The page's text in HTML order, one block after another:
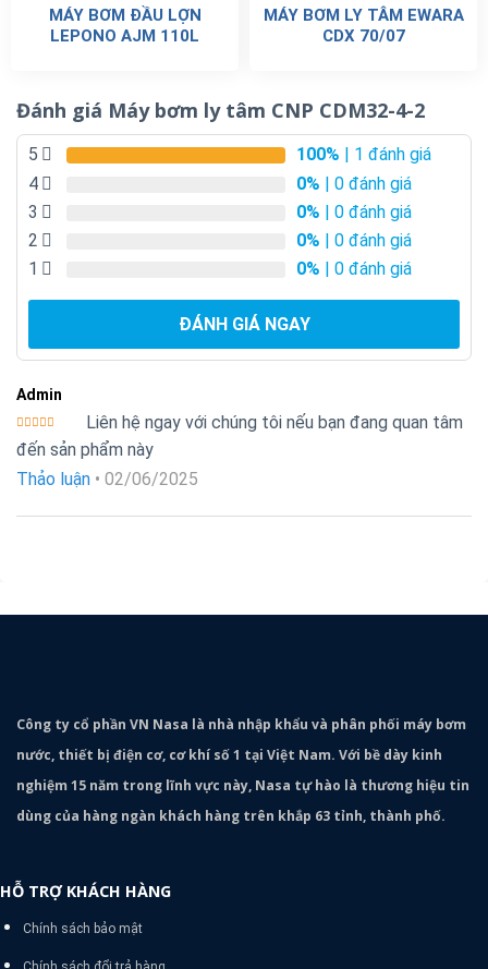
MÁY BƠM ĐẦU LỢN
LEPONO AJM 110L
MÁY BƠM LY TÂM EWARA
CDX 70/07
Đánh giá Máy bơm ly tâm CNP CDM32-4-2
5 100% | 1 đánh giá
4
0% | 0 đánh giá
3
0% | 0 đánh giá
2
0% | 0 đánh giá
1
0% | 0 đánh giá
ĐÁNH GIÁ NGAY
Admin
Được xếp
hạng 55
Liên hệ ngay với chúng tôi nếu bạn đang quan tâm
đến sản phẩm này
Thảo luận • 02/06/2025
Công ty cổ phần VN Nasa là nhà nhập khẩu và phân phối máy bơm
nước, thiết bị điện cơ, cơ khí số 1 tại Việt Nam. Với bề dày kinh
nghiệm 15 năm trong lĩnh vực này, Nasa tự hào là thương hiệu tin
dùng của hàng ngàn khách hàng trên khắp 63 tỉnh, thành phố.
HỖ TRỢ KHÁCH HÀNG
Chính sách bảo mật